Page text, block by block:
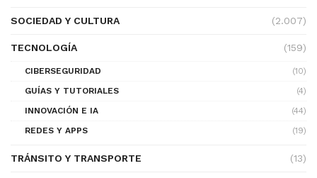
SOCIEDAD Y CULTURA (2.007)
TECNOLOGÍA (159)
CIBERSEGURIDAD
(10)
GUÍAS Y TUTORIALES
(4)
INNOVACIÓN E IA
(44)
REDES Y APPS
(19)
TRÁNSITO Y TRANSPORTE (13)